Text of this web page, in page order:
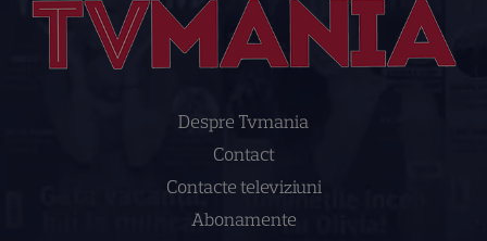
Despre Tvmania
Contact
Contacte televiziuni
Abonamente